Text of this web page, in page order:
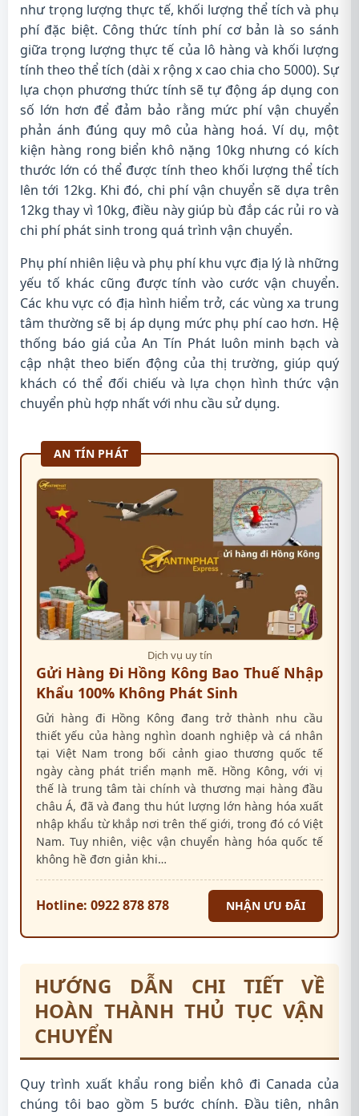
như trọng lượng thực tế, khối lượng thể tích và phụ
phí đặc biệt. Công thức tính phí cơ bản là so sánh
giữa trọng lượng thực tế của lô hàng và khối lượng
tính theo thể tích (dài x rộng x cao chia cho 5000). Sự
lựa chọn phương thức tính sẽ tự động áp dụng con
số lớn hơn để đảm bảo rằng mức phí vận chuyển
phản ánh đúng quy mô của hàng hoá. Ví dụ, một
kiện hàng rong biển khô nặng 10kg nhưng có kích
thước lớn có thể được tính theo khối lượng thể tích
lên tới 12kg. Khi đó, chi phí vận chuyển sẽ dựa trên
12kg thay vì 10kg, điều này giúp bù đắp các rủi ro và
chi phí phát sinh trong quá trình vận chuyển.
Phụ phí nhiên liệu và phụ phí khu vực địa lý là những
yếu tố khác cũng được tính vào cước vận chuyển.
Các khu vực có địa hình hiểm trở, các vùng xa trung
tâm thường sẽ bị áp dụng mức phụ phí cao hơn. Hệ
thống báo giá của An Tín Phát luôn minh bạch và
cập nhật theo biến động của thị trường, giúp quý
khách có thể đối chiếu và lựa chọn hình thức vận
chuyển phù hợp nhất với nhu cầu sử dụng.
AN TÍN PHÁT
Dịch vụ uy tín
Gửi Hàng Đi Hồng Kông Bao Thuế Nhập
Khẩu 100% Không Phát Sinh
Gửi hàng đi Hồng Kông đang trở thành nhu cầu
thiết yếu của hàng nghìn doanh nghiệp và cá nhân
tại Việt Nam trong bối cảnh giao thương quốc tế
ngày càng phát triển mạnh mẽ. Hồng Kông, với vị
thế là trung tâm tài chính và thương mại hàng đầu
châu Á, đã và đang thu hút lượng lớn hàng hóa xuất
nhập khẩu từ khắp nơi trên thế giới, trong đó có Việt
Nam. Tuy nhiên, việc vận chuyển hàng hóa quốc tế
không hề đơn giản khi…
Hotline: 0922 878 878 NHẬN ƯU ĐÃI
HƯỚNG DẪN CHI TIẾT VỀ
HOÀN THÀNH THỦ TỤC VẬN
CHUYỂN
Quy trình xuất khẩu rong biển khô đi Canada của
chúng tôi bao gồm 5 bước chính. Đầu tiên, nhân